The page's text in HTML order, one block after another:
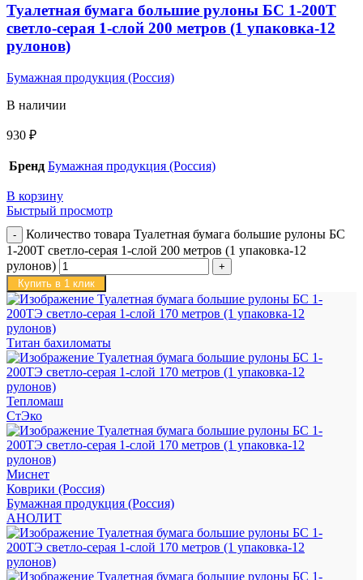
Туалетная бумага большие рулоны БС 1-200Т
светло-серая 1-слой 200 метров (1 упаковка-12
рулонов)
Бумажная продукция (Россия)
В наличии
930 ₽
Бренд Бумажная продукция (Россия)
В корзину
Быстрый просмотр
Количество товара Туалетная бумага большие рулоны БС
1-200Т светло-серая 1-слой 200 метров (1 упаковка-12
рулонов)
Купить в 1 клик
Титан бахиломаты
Тепломаш
СтЭко
Миснет
Коврики (Россия)
Бумажная продукция (Россия)
АНОЛИТ